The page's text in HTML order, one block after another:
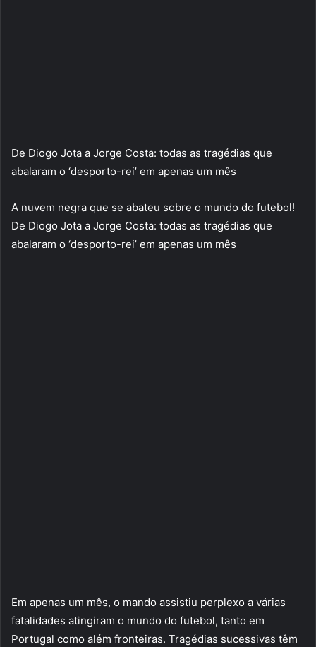
De Diogo Jota a Jorge Costa: todas as tragédias que
abalaram o ‘desporto-rei’ em apenas um mês
A nuvem negra que se abateu sobre o mundo do futebol!
De Diogo Jota a Jorge Costa: todas as tragédias que
abalaram o ‘desporto-rei’ em apenas um mês
Em apenas um mês, o mando assistiu perplexo a várias
fatalidades atingiram o mundo do futebol, tanto em
Portugal como além fronteiras. Tragédias sucessivas têm